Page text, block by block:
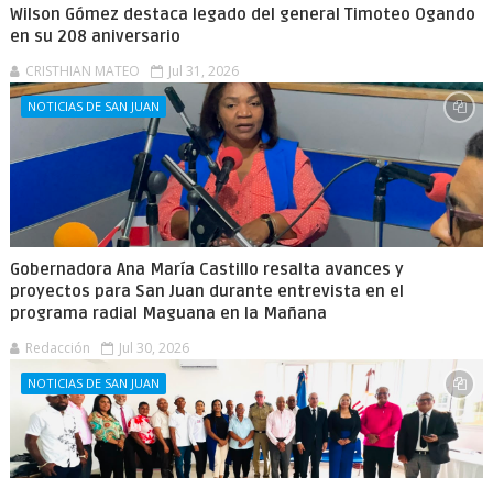
Wilson Gómez destaca legado del general Timoteo Ogando
en su 208 aniversario
CRISTHIAN MATEO Jul 31, 2026
NOTICIAS DE SAN JUAN
Gobernadora Ana María Castillo resalta avances y
proyectos para San Juan durante entrevista en el
programa radial Maguana en la Mañana
Redacción Jul 30, 2026
NOTICIAS DE SAN JUAN